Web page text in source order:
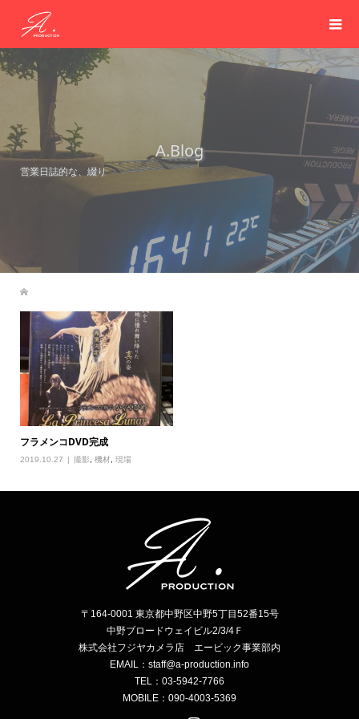
A.Blog
営業日誌的な、綴り
フラメンコDVD完成
2019.10.27 撮影, 機材, 現場
〒164-0001 東京都中野区中野5丁目52番15号
中野ブロードウェイビル2/3/4Ｆ
株式会社フジヤカメラ店 エービック事業部内
EMAIL：staff@a-production.info
TEL：03-5942-7766
MOBILE：090-4003-5369